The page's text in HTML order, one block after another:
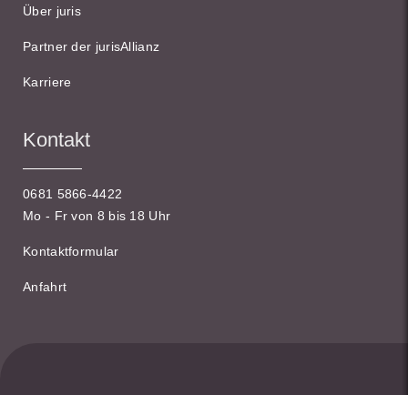
Über juris
Partner der jurisAllianz
Karriere
Kontakt
0681 5866-4422
Mo - Fr von 8 bis 18 Uhr
Kontaktformular
Anfahrt